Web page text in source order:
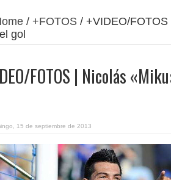
/ +FOTOS/ +VIDEO/
gol
FOTOS | Nicolás
15 de septiembre de 2013